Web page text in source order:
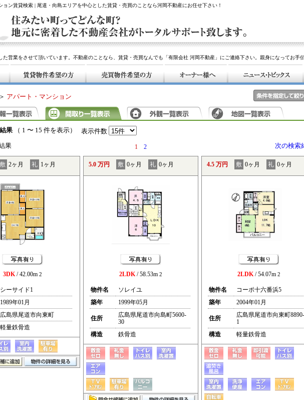
ョン賃貸検索 | 尾道・向島エリアを中心とした賃貸・売買のことなら河岡不動産にお任せ下さい！
た営業をさせて頂いています。不動産のことなら、賃貸・売買なんでも「有限会社 河岡不動産」にご連絡下さい。親身になってお手
＞ アパート・マンション
果（ 1 〜 15 件を表示） 表示件数
果 1 2 次の検索
敷 2ヶ月 礼 1ヶ月
3DK/ 42.00m 2
シーサイド1
1989年01月
広島県尾道市向東町
軽量鉄骨造
5.0 万円 敷 0ヶ月 礼 0ヶ月
2LDK/ 58.53m 2
物件名
ソレイユ
築年
1999年05月
住所
広島県尾道市向島町5600-
30
構造
鉄骨造
4.5 万円 敷 0ヶ月 礼 0ヶ月
2LDK/ 54.07m 2
物件名
コーポ十六番浜5
築年
2004年01月
住所
広島県尾道市向東町8890-
1
構造
軽量鉄骨造